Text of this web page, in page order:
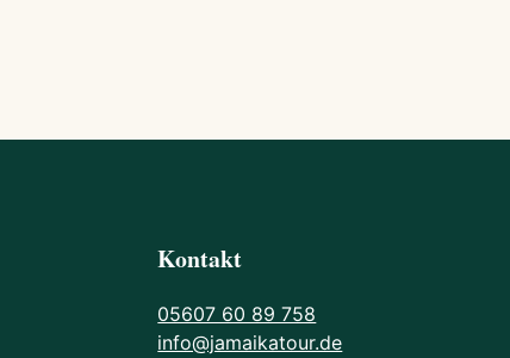
Kontakt
05607 60 89 758
info@jamaikatour.de